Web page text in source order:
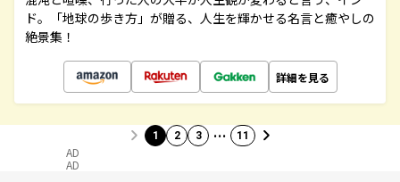
ド。「地球の歩き方」が贈る、人生を輝かせる名言と癒やしの
絶景集！
詳細を見る
1 2 3 … 11
AD
AD